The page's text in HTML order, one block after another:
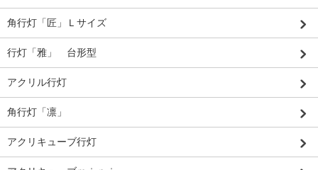
角行灯「匠」Ｌサイズ
行灯「雅」 台形型
アクリル行灯
角行灯「凛」
アクリキューブ行灯